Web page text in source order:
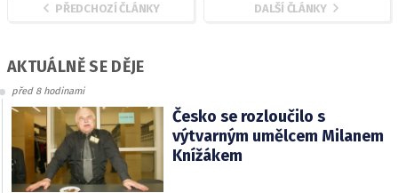
PŘEDCHOZÍ ČLÁNKY DALŠÍ ČLÁNKY
AKTUÁLNĚ SE DĚJE
před 8 hodinami
Česko se rozloučilo s
výtvarným umělcem Milanem
Knížákem